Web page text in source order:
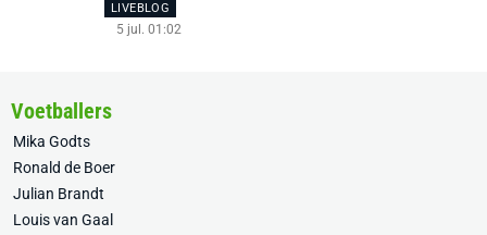
LIVEBLOG
5 jul. 01:02
Voetballers
Mika Godts
Ronald de Boer
Julian Brandt
Louis van Gaal